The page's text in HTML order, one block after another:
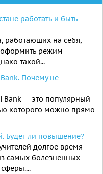
работать и быть
работающих на себя,
оформить режим
такой...
Почему не
Bank — это популярный
которого можно прямо
Будет ли повышение?
долгое время
самых болезненных